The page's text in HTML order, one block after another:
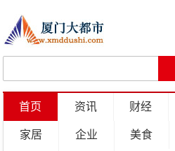
首页 资讯 财经
家居 企业 美食